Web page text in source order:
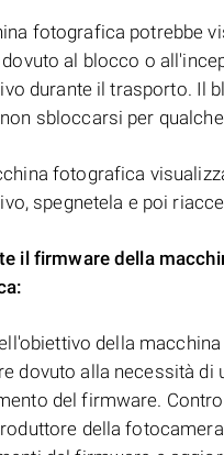
fotografica potrebbe
al blocco o
durante il trasporto. Il
sbloccarsi per
fotografica
spegnetela e poi
il firmware della
della
dovuto alla necessità di
del firmware.
della